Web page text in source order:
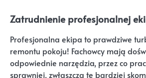
Zatrudnienie profesjonalnej
Profesjonalna ekipa to prawdziwe
remontu pokoju! Fachowcy mają
odpowiednie narzędzia, przez co
sprawniej, zwłaszcza te bardziej